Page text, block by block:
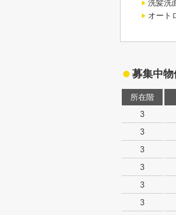
洗髪洗
オート
募集中物
所在階
3
3
3
3
3
3